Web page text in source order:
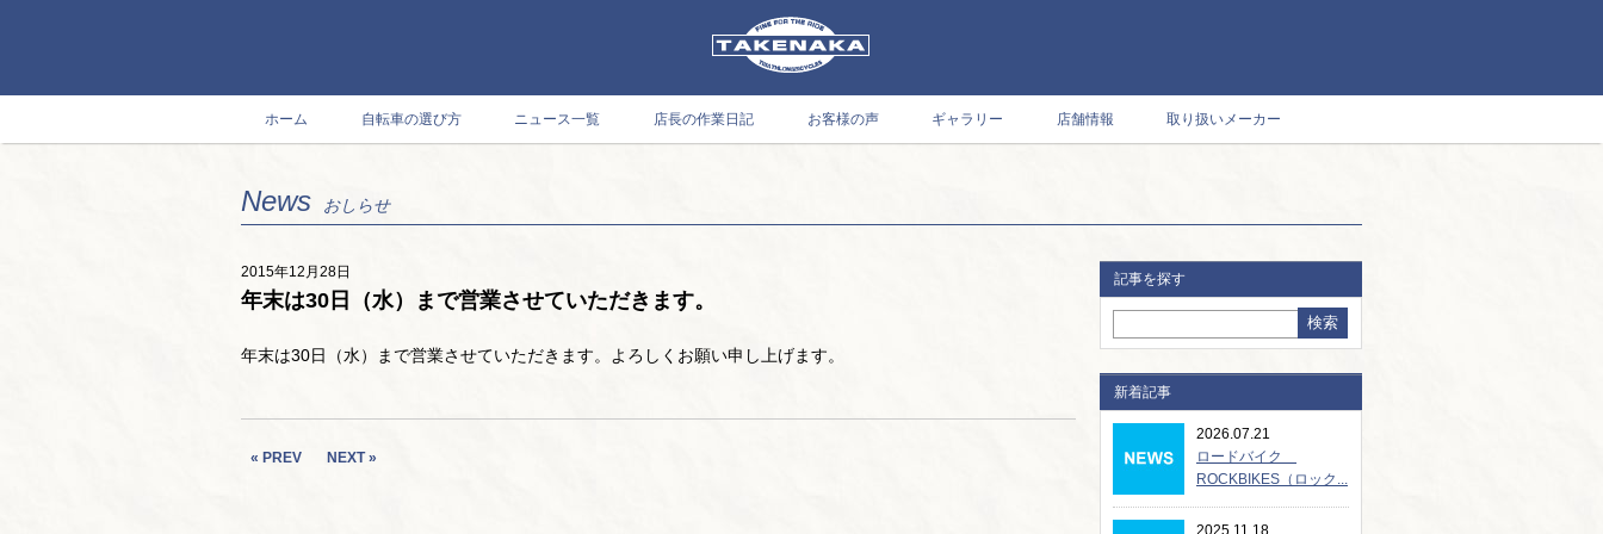
ホーム 自転車の選び方 ニュース一覧 店長の作業日記 お客様の声 ギャラリー 店舗情報 取り扱いメーカー
News おしらせ
2015年12月28日
年末は30日（水）まで営業させていただきます。
年末は30日（水）まで営業させていただきます。よろしくお願い申し上げます。
« PREV NEXT »
記事を探す
新着記事
2026.07.21
ロードバイク
ROCKBIKES（ロック...
2025.11.18